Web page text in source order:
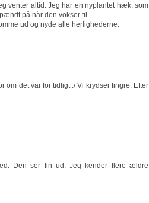
venter altid. Jeg har en nyplantet hæk, som
på når den vokser til.
ud og nyde alle herlighederne.
om det var for tidligt :/ Vi krydser fingre. Efter
Den ser fin ud. Jeg kender flere ældre